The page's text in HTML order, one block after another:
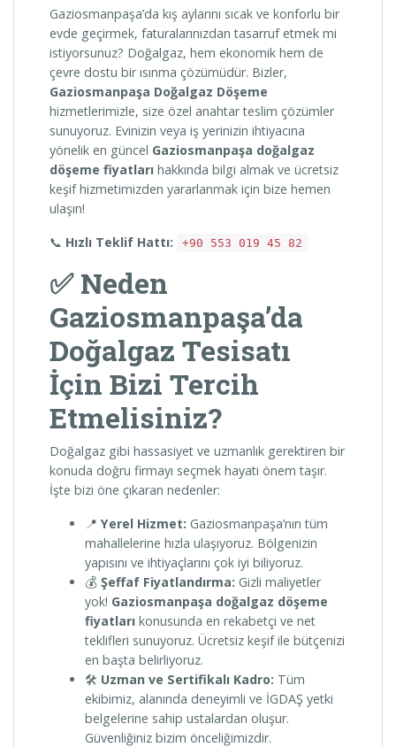
Gaziosmanpaşa’da kış aylarını sıcak ve konforlu bir
evde geçirmek, faturalarınızdan tasarruf etmek mi
istiyorsunuz? Doğalgaz, hem ekonomik hem de
çevre dostu bir ısınma çözümüdür. Bizler,
Gaziosmanpaşa Doğalgaz Döşeme
hizmetlerimizle, size özel anahtar teslim çözümler
sunuyoruz. Evinizin veya iş yerinizin ihtiyacına
yönelik en güncel Gaziosmanpaşa doğalgaz
döşeme fiyatları hakkında bilgi almak ve ücretsiz
keşif hizmetimizden yararlanmak için bize hemen
ulaşın!
📞 Hızlı Teklif Hattı: +90 553 019 45 82
✅ Neden
Gaziosmanpaşa’da
Doğalgaz Tesisatı
İçin Bizi Tercih
Etmelisiniz?
Doğalgaz gibi hassasiyet ve uzmanlık gerektiren bir
konuda doğru firmayı seçmek hayati önem taşır.
İşte bizi öne çıkaran nedenler:
📍 Yerel Hizmet: Gaziosmanpaşa’nın tüm
mahallelerine hızla ulaşıyoruz. Bölgenizin
yapısını ve ihtiyaçlarını çok iyi biliyoruz.
💰 Şeffaf Fiyatlandırma: Gizli maliyetler
yok! Gaziosmanpaşa doğalgaz döşeme
fiyatları konusunda en rekabetçi ve net
teklifleri sunuyoruz. Ücretsiz keşif ile bütçenizi
en başta belirliyoruz.
🛠️ Uzman ve Sertifikalı Kadro: Tüm
ekibimiz, alanında deneyimli ve İGDAŞ yetki
belgelerine sahip ustalardan oluşur.
Güvenliğiniz bizim önceliğimizdir.